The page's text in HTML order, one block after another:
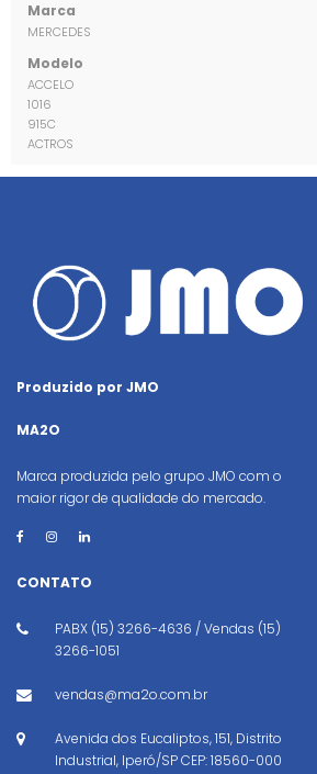
Marca
MERCEDES
Modelo
ACCELO
1016
915C
ACTROS
Produzido por JMO
MA2O
Marca produzida pelo grupo JMO com o
maior rigor de qualidade do mercado.
CONTATO
PABX (15) 3266-4636 / Vendas (15)
3266-1051
vendas@ma2o.com.br
Avenida dos Eucaliptos, 151, Distrito
Industrial, Iperó/SP CEP: 18560-000